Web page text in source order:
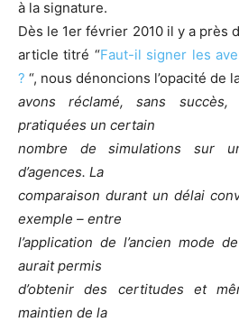
à la signature.
Dès le 1er février 2010 il y a près
article titré “Faut-il signer les
? “, nous dénoncions l’opacité de
avons réclamé, sans succès,
pratiquées un certain
nombre de simulations sur
d’agences. La
comparaison durant un délai
exemple – entre
l’application de l’ancien mode
aurait permis
d’obtenir des certitudes et
maintien de la